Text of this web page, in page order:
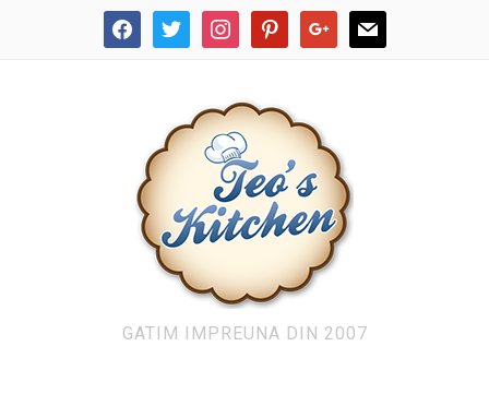
facebooktwitter instagrampinterestgoogle mail
GATIM IMPREUNA DIN 2007